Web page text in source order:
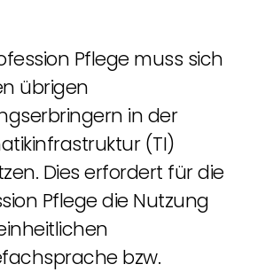
Pflege muss sich
übrigen
in der
(TI)
Dies erfordert für die
Pflege die Nutzung
bzw.